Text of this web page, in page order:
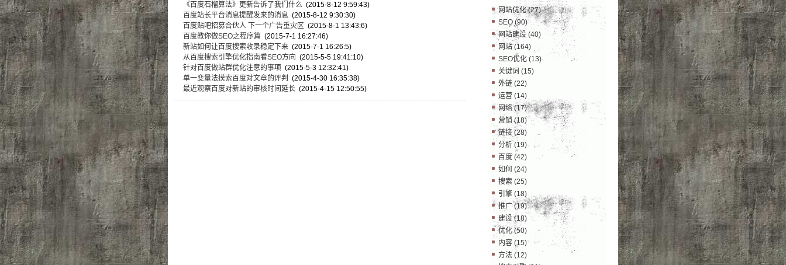
《百度石榴算法》更新告诉了我们什么 (2015-8-12 9:59:43)
百度站长平台消息提醒发来的消息 (2015-8-12 9:30:30)
百度贴吧招募合伙人 下一个广告重灾区 (2015-8-1 13:43:6)
百度教你做SEO之程序篇 (2015-7-1 16:27:46)
新站如何让百度搜索收录稳定下来 (2015-7-1 16:26:5)
从百度搜索引擎优化指南看SEO方向 (2015-5-5 19:41:10)
针对百度做站群优化注意的事项 (2015-5-3 12:32:41)
单一变量法摸索百度对文章的评判
(2015-4-30 16:35:38)
最近观察百度对新站的审核时间延长 (2015-4-15 12:50:55)
网站优化(27)
SEO(90)
网站建设 (40)
网站(164)
SEO优化 (13)
关键词 (15)
外链 (22)
运营 (14)
网络(17)
营销(18)
链接 (28)
分析 (19)
百度(42)
如何 (24)
搜索 (25)
引擎 (18)
推广(19)
建设(18)
优化(50)
内容 (15)
方法 (12)